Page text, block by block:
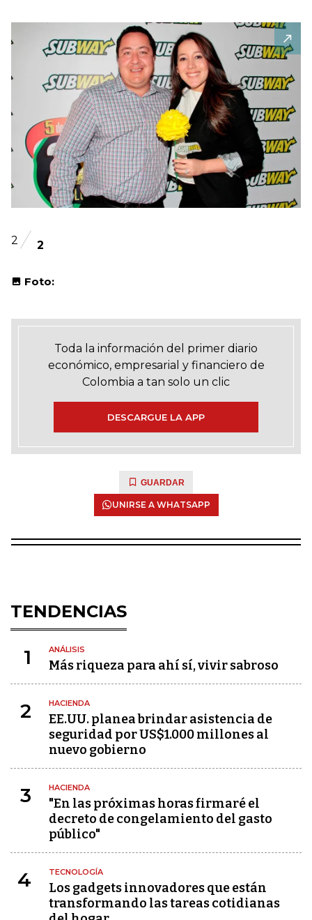
2 2
Foto:
Toda la información del primer diario
económico, empresarial y financiero de
Colombia a tan solo un clic
DESCARGUE LA APP
GUARDAR
UNIRSE A WHATSAPP
TENDENCIAS
1 ANÁLISIS
Más riqueza para ahí sí, vivir sabroso
2 HACIENDA
EE.UU. planea brindar asistencia de
seguridad por US$1.000 millones al
nuevo gobierno
3 HACIENDA
"En las próximas horas firmaré el
decreto de congelamiento del gasto
público"
4 TECNOLOGÍA
Los gadgets innovadores que están
transformando las tareas cotidianas